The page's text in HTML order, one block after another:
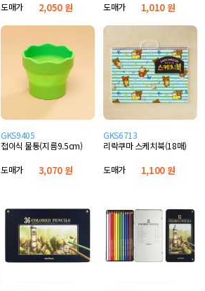
도매가
2,050 원
도매가
1,010 원
GKS9405
접이식 물통(지름9.5cm)
도매가
3,070 원
GKS6713
리락쿠마 스케치북(18매)
도매가
1,100 원